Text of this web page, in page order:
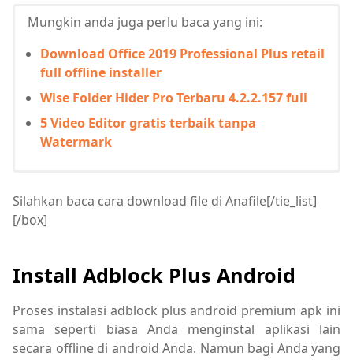
Mungkin anda juga perlu baca yang ini:
Download Office 2019 Professional Plus retail
full offline installer
Wise Folder Hider Pro Terbaru 4.2.2.157 full
5 Video Editor gratis terbaik tanpa
Watermark
Silahkan baca cara download file di Anafile[/tie_list]
[/box]
Install Adblock Plus Android
Proses instalasi adblock plus android premium apk ini
sama seperti biasa Anda menginstal aplikasi lain
secara offline di android Anda. Namun bagi Anda yang